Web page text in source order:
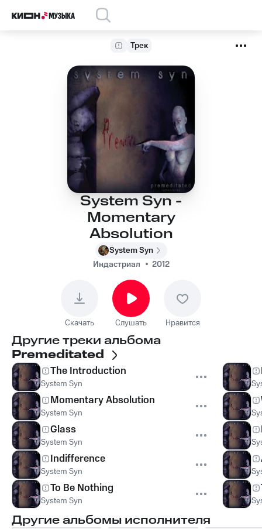
Трек
System Syn -
Momentary
Absolution
System Syn
Индастриал
2012
Скачать Слушать Нравится
Другие треки альбома
Premeditated
The Introduction
System Syn
Momentary Absolution
System Syn
Glass
System Syn
Indifference
System Syn
To Be Nothing
System Syn
Другие альбомы исполнителя